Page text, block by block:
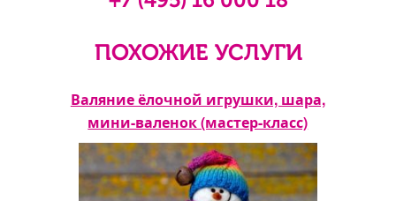
ПОХОЖИЕ УСЛУГИ
Валяние ёлочной игрушки, шара,
мини-валенок (мастер-класс)